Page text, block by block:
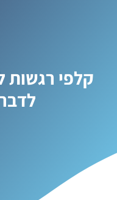
קלפי רגשות